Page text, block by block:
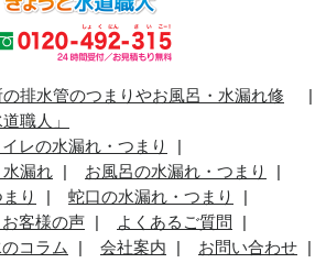
排水管のつまりやお風呂・水漏れ修
職人」
イレの水漏れ・つまり
漏れ
お風呂の水漏れ・つまり
り
蛇口の水漏れ・つまり
客様の声
よくあるご質問
コラム 会社案内
お問い合わせ